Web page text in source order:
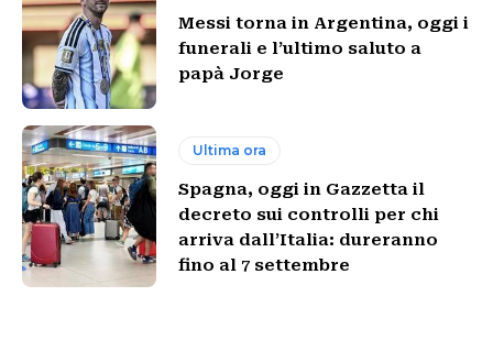
Messi torna in Argentina, oggi i
funerali e l’ultimo saluto a
papà Jorge
Ultima ora
Spagna, oggi in Gazzetta il
decreto sui controlli per chi
arriva dall’Italia: dureranno
fino al 7 settembre